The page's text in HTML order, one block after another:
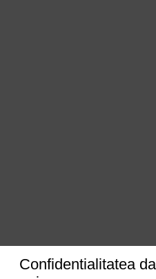
Confidentialitatea